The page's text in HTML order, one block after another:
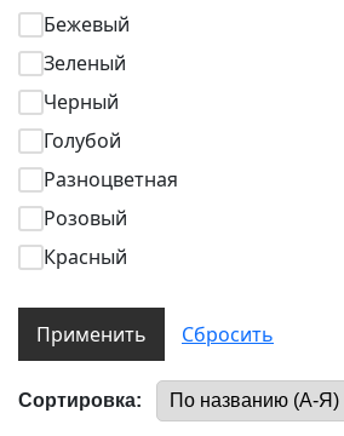
Бежевый
Зеленый
Черный
Голубой
Разноцветная
Розовый
Красный
Применить Сбросить
Сортировка: